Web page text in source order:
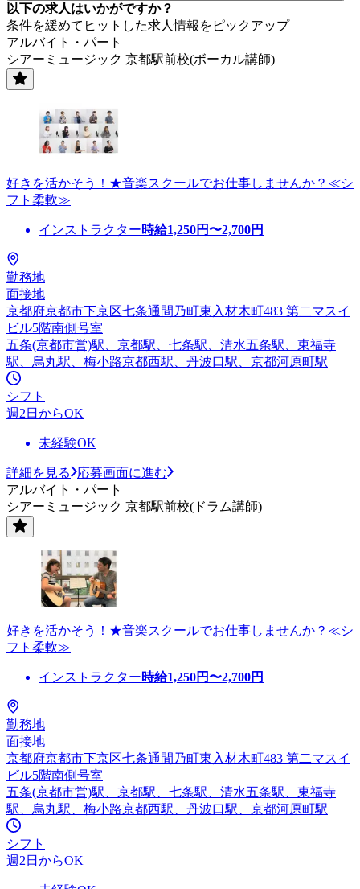
以下の求人はいかがですか？
条件を緩めてヒットした求人情報をピックアップ
アルバイト・パート
シアーミュージック 京都駅前校(ボーカル講師)
好きを活かそう！★音楽スクールでお仕事しませんか？≪シ
フト柔軟≫
インストラクター時給1,250円〜2,700円
勤務地
面接地
京都府京都市下京区七条通間乃町東入材木町483 第二マスイ
ビル5階南側号室
五条(京都市営)駅、京都駅、七条駅、清水五条駅、東福寺
駅、烏丸駅、梅小路京都西駅、丹波口駅、京都河原町駅
シフト
週2日からOK
未経験OK
詳細を見る
応募画面に進む
アルバイト・パート
シアーミュージック 京都駅前校(ドラム講師)
好きを活かそう！★音楽スクールでお仕事しませんか？≪シ
フト柔軟≫
インストラクター時給1,250円〜2,700円
勤務地
面接地
京都府京都市下京区七条通間乃町東入材木町483 第二マスイ
ビル5階南側号室
五条(京都市営)駅、京都駅、七条駅、清水五条駅、東福寺
駅、烏丸駅、梅小路京都西駅、丹波口駅、京都河原町駅
シフト
週2日からOK